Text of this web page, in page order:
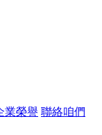
業榮譽 聯絡咱們